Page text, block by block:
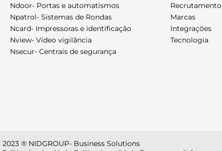
Ndoor- Portas e automatismos
Npatrol- Sistemas de Rondas
Ncard- Impressoras e identificação
Nview- Vídeo vigilância
Nsecur- Centrais de segurança
Recrutamento
Marcas
Integrações
Tecnologia
2023 ® NIDGROUP- Business Solutions